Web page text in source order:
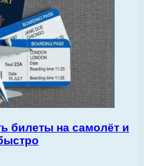
билеты на самолёт и